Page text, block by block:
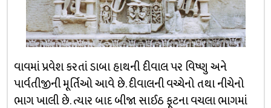
વાવમાં પ્રવેશ કરતાં ડાબા હાથની દીવાલ પર વિષ્ણુ અને
પાર્વતીજીની મૂર્તિઓ આવે છે. દીવાલની વચ્ચેનો તથા નીચેનો
ભાગ ખાલી છે. ત્યાર બાદ બીજા સાઈઠ ફૂટના વચલા ભાગમાં